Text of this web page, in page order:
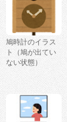
鳩時計のイラス
ト（鳩が出てい
ない状態）